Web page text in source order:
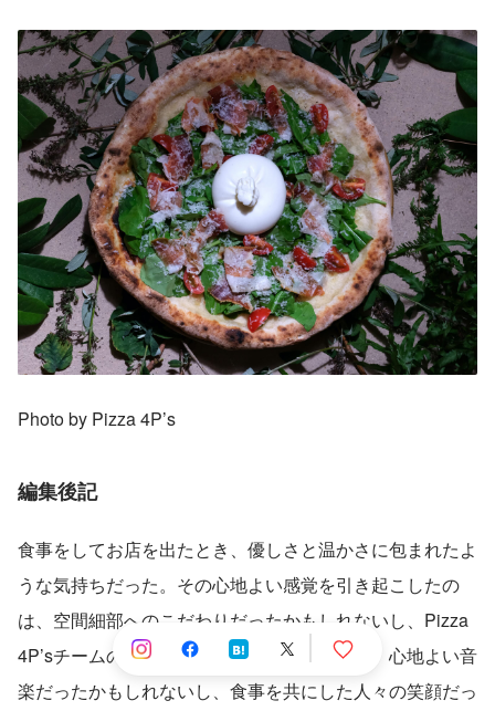
Photo by Pizza 4P’s
編集後記
食事をしてお店を出たとき、優しさと温かさに包まれたよ
うな気持ちだった。その心地よい感覚を引き起こしたの
は、空間細部へのこだわりだったかもしれないし、Pizza
4P’sチームの熱い想いだったかもしれないし、心地よい音
楽だったかもしれないし、食事を共にした人々の笑顔だっ